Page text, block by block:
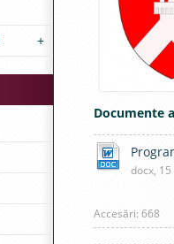
+
Documente
docx, 15
Accesări: 668